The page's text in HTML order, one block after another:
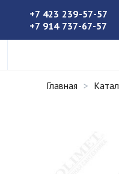
+7 423 239-57-57
+7 914 737-67-57
Главная